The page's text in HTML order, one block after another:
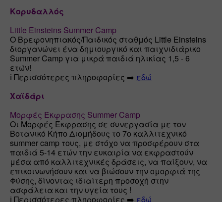
Κορυδαλλός
Little Einsteins Summer Camp
Ο Βρεφονηπιακός/Παιδικός σταθμός Little Einsteins
διοργανώνει ένα δημιουργικό και παιχνιδιάρικο
Summer Camp για μικρά παιδιά ηλικίας 1,5 - 6
ετών!
ℹ️ Περισσότερες πληροφορίες ➡️ εδώ
Χαϊδάρι
Μορφές Έκφρασης Summer Camp
Οι Μορφές Έκφρασης σε συνεργασία με τον
Βοτανικό Κήπο Διομήδους το 7ο καλλιτεχνικό
summer camp τους, με στόχο να προσφέρουν στα
παιδιά 5-14 ετών την ευκαιρία να εκφραστούν
μέσα από καλλιτεχνικές δράσεις, να παίξουν, να
επικοινωνήσουν και να βιώσουν την ομορφιά της
Φύσης, δίνοντας ιδιαίτερη προσοχή στην
ασφάλεια και την υγεία τους !
ℹ️ Περισσότερες πληροφορίες ➡️ εδώ